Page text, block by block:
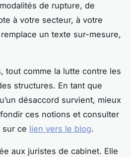
de rupture, de
à votre secteur, à votre
un texte sur-mesure,
tout comme la lutte contre les
structures. En tant que
désaccord survient, mieux
ces notions et consulter
sur ce lien vers le blog.
aux juristes de cabinet. Elle